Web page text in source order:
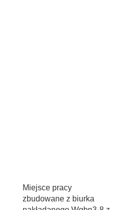
Miejsce pracy
zbudowane z biurka